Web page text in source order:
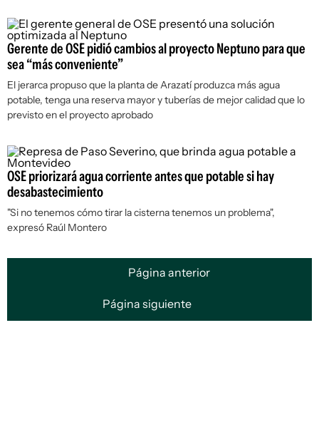
Gerente de OSE pidió cambios al proyecto Neptuno para que
sea “más conveniente”
El jerarca propuso que la planta de Arazatí produzca más agua
potable, tenga una reserva mayor y tuberías de mejor calidad que lo
previsto en el proyecto aprobado
OSE priorizará agua corriente antes que potable si hay
desabastecimiento
"Si no tenemos cómo tirar la cisterna tenemos un problema",
expresó Raúl Montero
Página anterior
Página siguiente